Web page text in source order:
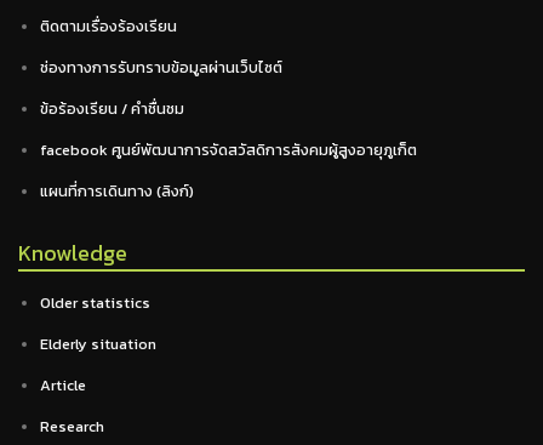
ติดตามเรื่องร้องเรียน
ช่องทางการรับทราบข้อมูลผ่านเว็บไซต์
ข้อร้องเรียน / คำชื่นชม
facebook ศูนย์พัฒนาการจัดสวัสดิการสังคมผู้สูงอายุภูเก็ต
แผนที่การเดินทาง (ลิงก์)
Knowledge
Older statistics
Elderly situation
Article
Research